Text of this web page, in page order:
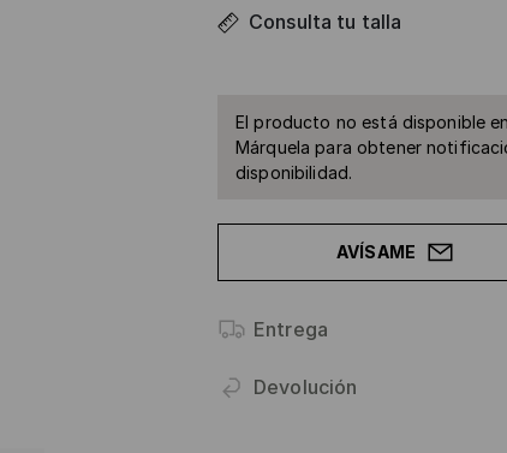
Consulta tu talla
El producto no está disponible
Márquela para obtener
disponibilidad.
AVÍSAME
Entrega
Devolución